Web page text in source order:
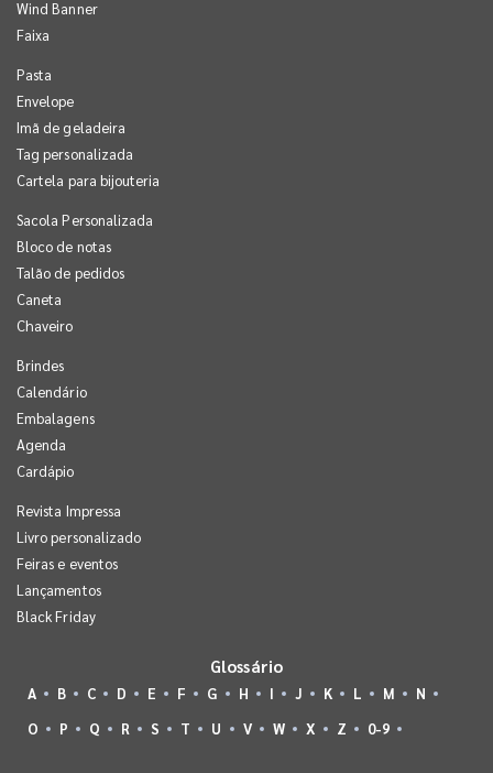
Wind Banner
Faixa
Pasta
Envelope
Imã de geladeira
Tag personalizada
Cartela para bijouteria
Sacola Personalizada
Bloco de notas
Talão de pedidos
Caneta
Chaveiro
Brindes
Calendário
Embalagens
Agenda
Cardápio
Revista Impressa
Livro personalizado
Feiras e eventos
Lançamentos
Black Friday
Glossário
A B C D E F G H I J K L M
N
O
P Q R S T U V W X Z 0-9